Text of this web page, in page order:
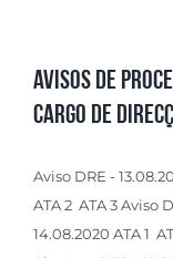
Avisos de
Cargo de
Aviso DRE -
ATA 2 ATA 3 Aviso
14.08.2020 ATA 1